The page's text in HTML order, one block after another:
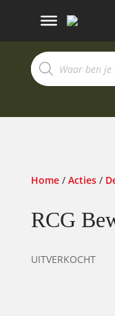
Ricerca
prodotti
Home/ Acties/
RCG
UITVERKOCHT